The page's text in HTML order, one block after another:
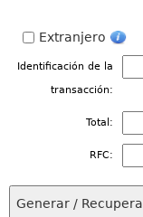
Extranjero
Identificación de la
transacción:
Total:
RFC: